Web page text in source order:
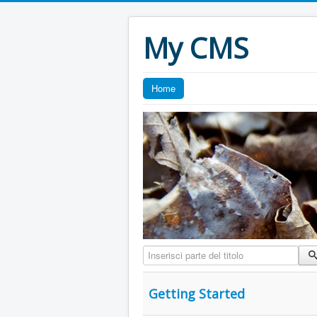
My CMS
Home
Inserisci parte del titolo
Getting Started